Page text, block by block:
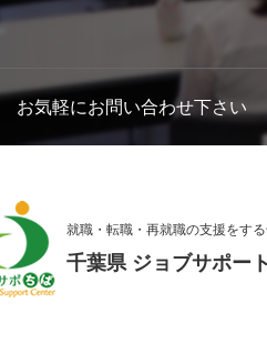
お気軽にお問い合わせ下さい
就職・転職・再就職の支援をす
千葉県 ジョブサポー